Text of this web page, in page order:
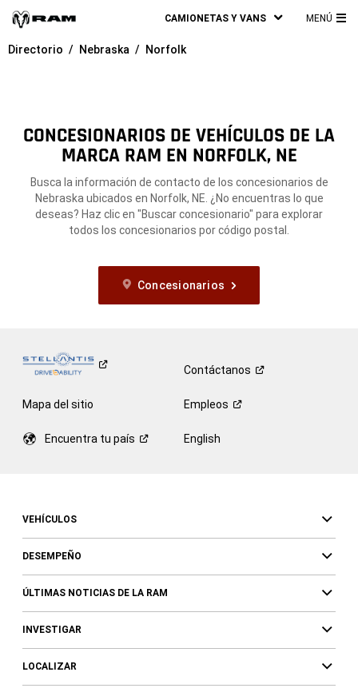
CAMIONETAS Y VANS MENÚ
Directorio Nebraska Norfolk
CONCESIONARIOS DE VEHÍCULOS DE LA
MARCA RAM EN NORFOLK, NE
Busca la información de contacto de los concesionarios de
Nebraska ubicados en Norfolk, NE. ¿No encuentras lo que
deseas? Haz clic en "Buscar concesionario" para explorar
todos los concesionarios por código postal.
Concesionarios
Contáctanos
Mapa del sitio Empleos
Encuentra tu país English
VEHÍCULOS
DESEMPEÑO
ÚLTIMAS NOTICIAS DE LA RAM
INVESTIGAR
LOCALIZAR